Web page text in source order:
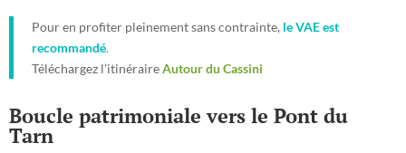
Pour en profiter pleinement sans contrainte, le VAE est
recommandé.
Téléchargez l’itinéraireAutour du Cassini
Boucle patrimoniale vers le Pont du
Tarn